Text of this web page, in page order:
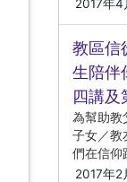
2017年4
教區信
生陪伴
四講及
為幫助教
子女／教
們在信仰
2017年2